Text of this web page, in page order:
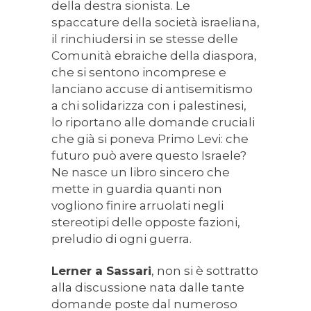
della destra sionista. Le
spaccature della società israeliana,
il rinchiudersi in se stesse delle
Comunità ebraiche della diaspora,
che si sentono incomprese e
lanciano accuse di antisemitismo
a chi solidarizza con i palestinesi,
lo riportano alle domande cruciali
che già si poneva Primo Levi: che
futuro può avere questo Israele?
Ne nasce un libro sincero che
mette in guardia quanti non
vogliono finire arruolati negli
stereotipi delle opposte fazioni,
preludio di ogni guerra.
Lerner a Sassari, non si è sottratto
alla discussione nata dalle tante
domande poste dal numeroso